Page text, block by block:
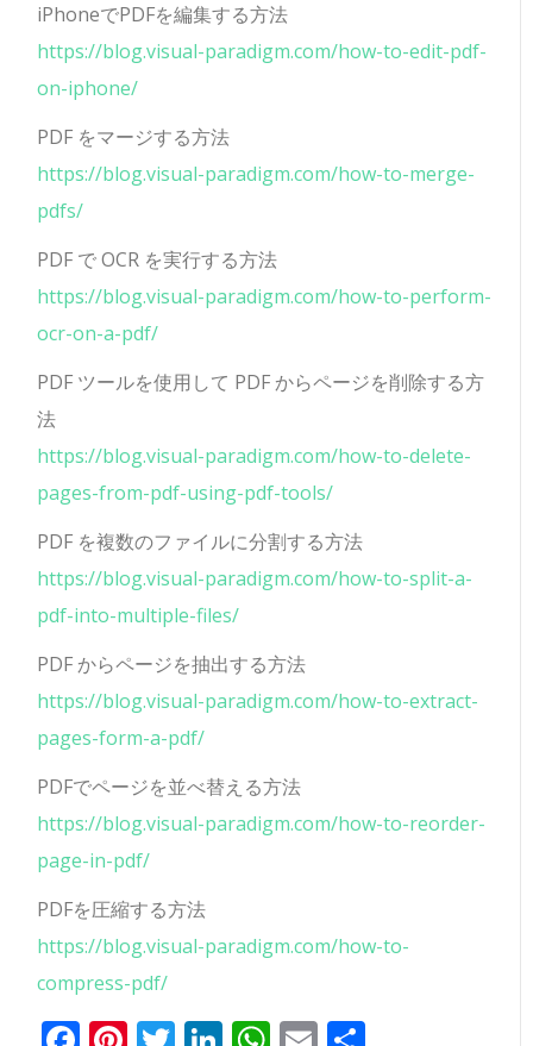
iPhoneでPDFを編集する方法
https://blog.visual-paradigm.com/how-to-edit-pdf-
on-iphone/
PDF をマージする方法
https://blog.visual-paradigm.com/how-to-merge-
pdfs/
PDF で OCR を実行する方法
https://blog.visual-paradigm.com/how-to-perform-
ocr-on-a-pdf/
PDF ツールを使用して PDF からページを削除する方
法
https://blog.visual-paradigm.com/how-to-delete-
pages-from-pdf-using-pdf-tools/
PDF を複数のファイルに分割する方法
https://blog.visual-paradigm.com/how-to-split-a-
pdf-into-multiple-files/
PDF からページを抽出する方法
https://blog.visual-paradigm.com/how-to-extract-
pages-form-a-pdf/
PDFでページを並べ替える方法
https://blog.visual-paradigm.com/how-to-reorder-
page-in-pdf/
PDFを圧縮する方法
https://blog.visual-paradigm.com/how-to-
compress-pdf/